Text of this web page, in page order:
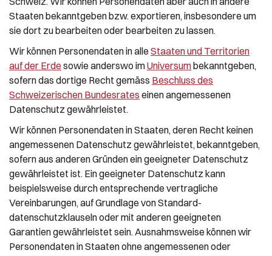
Staaten bekanntgeben bzw. exportieren, insbesondere um
sie dort zu bearbeiten oder bearbeiten zu lassen.
Wir können Personendaten in alleStaaten und Territorien
auf der Erdesowie anderswo imUniversumbekanntgeben,
sofern das dortige Recht gemäss Beschluss des
Schweizerischen Bundesrates einen angemessenen
Datenschutz gewährleistet.
Wir können Personendaten in Staaten, deren Recht keinen
angemessenen Datenschutz gewährleistet, bekanntgeben,
sofern aus anderen Gründen ein geeigneter Datenschutz
gewährleistet ist. Ein geeigneter Datenschutz kann
beispielsweise durch entsprechende vertragliche
Vereinbarungen, auf Grundlage von Standard­
datenschutzklauseln oder mit anderen geeigneten
Garantien gewährleistet sein. Ausnahmsweise können wir
Personendaten in Staaten ohne angemessenen oder